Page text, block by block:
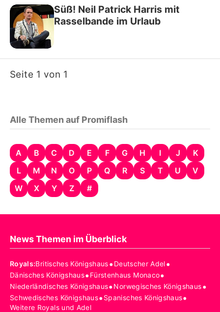
Süß! Neil Patrick Harris mit
Rasselbande im Urlaub
Seite 1 von 1
Alle Themen auf Promiflash
A B C D E F G H I J
K
L
M N O P Q R S T U
V
W
X Y Z #
News Themen im Überblick
Royals:Britisches Königshaus•Deutscher Adel•
Dänisches Königshaus•Fürstenhaus Monaco•
Niederländisches Königshaus•Norwegisches Königshaus•
Schwedisches Königshaus•Spanisches Königshaus•
Weitere Royals und Adel